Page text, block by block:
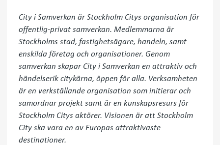
City i Samverkan är Stockholm Citys organisation för
offentlig-privat samverkan. Medlemmarna är
Stockholms stad, fastighetsägare, handeln, samt
enskilda företag och organisationer. Genom
samverkan skapar City i Samverkan en attraktiv och
händelserik citykärna, öppen för alla. Verksamheten
är en verkställande organisation som initierar och
samordnar projekt samt är en kunskapsresurs för
Stockholm Citys aktörer. Visionen är att Stockholm
City ska vara en av Europas attraktivaste
destinationer.